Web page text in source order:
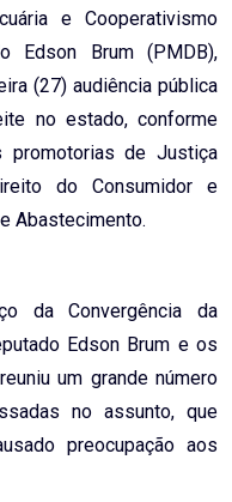
e Cooperativismo
Edson Brum (PMDB),
(27) audiência pública
no estado, conforme
promotorias de Justiça
do Consumidor e
Abastecimento.
da Convergência da
Edson Brum e os
um grande número
no assunto, que
preocupação aos